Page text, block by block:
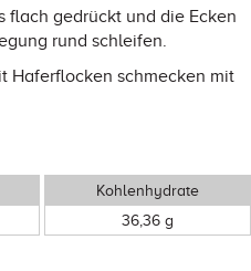
flach gedrückt und die Ecken
rund schleifen.
Haferflocken schmecken mit
Kohlenhydrate
36,36 g